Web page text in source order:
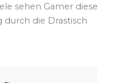
sehen Gamer diese
die Drastisch